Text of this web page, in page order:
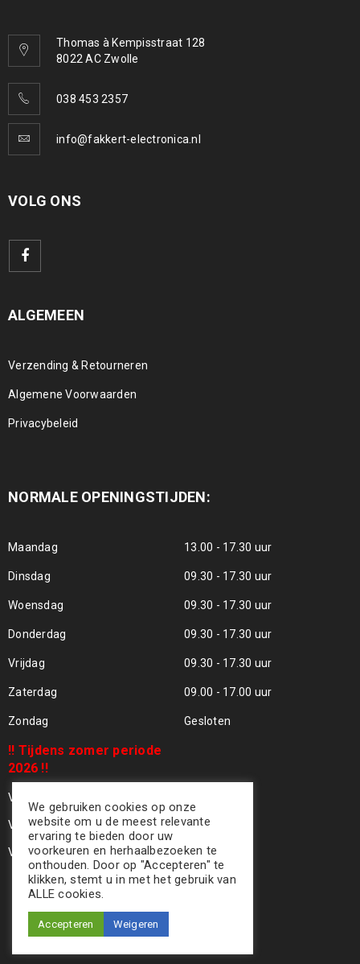
Thomas à Kempisstraat 128
8022 AC Zwolle
038 453 2357
info@fakkert-electronica.nl
VOLG ONS
ALGEMEEN
Verzending & Retourneren
Algemene Voorwaarden
Privacybeleid
NORMALE OPENINGSTIJDEN:
Maandag 13.00 - 17.30 uur
Dinsdag 09.30 - 17.30 uur
Woensdag 09.30 - 17.30 uur
Donderdag 09.30 - 17.30 uur
Vrijdag 09.30 - 17.30 uur
Zaterdag 09.00 - 17.00 uur
Zondag Gesloten
!! Tijdens zomer periode
2026 !!
Vrijdag 24 Juli - Gesloten !!
Vrijdag 31 Juli - Gesloten !!
Vrijdag 07 Aug - Gesloten !!
We gebruiken cookies op onze
website om u de meest relevante
ervaring te bieden door uw
voorkeuren en herhaalbezoeken te
onthouden. Door op "Accepteren" te
klikken, stemt u in met het gebruik van
ALLE cookies.
Accepteren Weigeren